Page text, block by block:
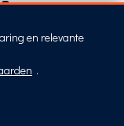
en relevante
.